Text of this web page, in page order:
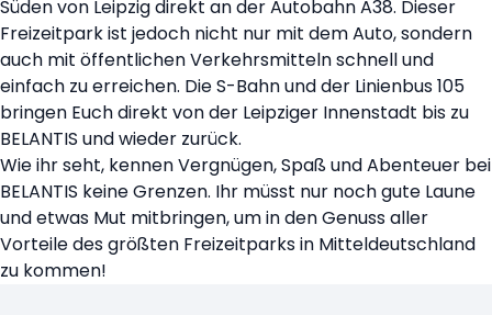
Süden von Leipzig direkt an der Autobahn A38. Dieser
Freizeitpark ist jedoch nicht nur mit dem Auto, sondern
auch mit öffentlichen Verkehrsmitteln schnell und
einfach zu erreichen. Die S-Bahn und der Linienbus 105
bringen Euch direkt von der Leipziger Innenstadt bis zu
BELANTIS und wieder zurück.
Wie ihr seht, kennen Vergnügen, Spaß und Abenteuer bei
BELANTIS keine Grenzen. Ihr müsst nur noch gute Laune
und etwas Mut mitbringen, um in den Genuss aller
Vorteile des größten Freizeitparks in Mitteldeutschland
zu kommen!